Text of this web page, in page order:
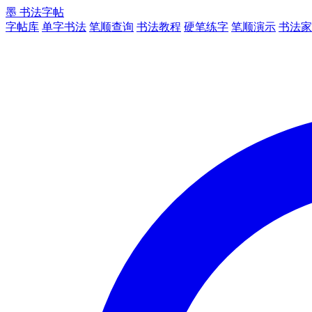
墨 书法字帖
字帖库 单字书法 笔顺查询 书法教程 硬笔练字 笔顺演示 书法家